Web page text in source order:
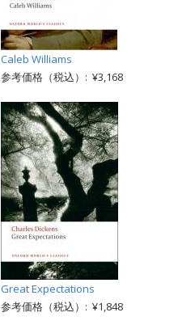
Caleb Williams
参考価格（税込）: ¥3,168
Great Expectations
参考価格（税込）: ¥1,848